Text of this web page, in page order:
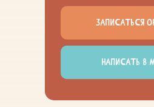
НАПИСАТЬ В
ЗАПИСАТЬСЯ
Творческое
почему
стоит прийти